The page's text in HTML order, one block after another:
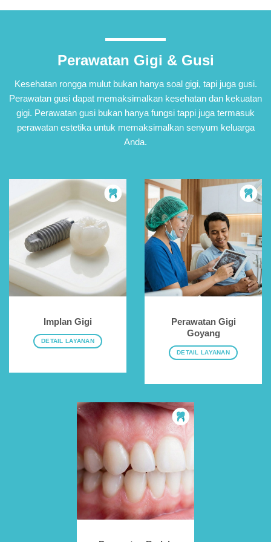
Perawatan Gigi & Gusi
Kesehatan rongga mulut bukan hanya soal gigi, tapi juga gusi.
Perawatan gusi dapat memaksimalkan kesehatan dan kekuatan
gigi. Perawatan gusi bukan hanya fungsi tappi juga termasuk
perawatan estetika untuk memaksimalkan senyum keluarga
Anda.
Implan Gigi
DETAIL LAYANAN
Perawatan Gigi
Goyang
DETAIL LAYANAN